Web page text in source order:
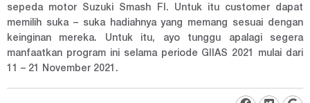
sepeda motor Suzuki Smash FI. Untuk itu customer dapat
memilih suka – suka hadiahnya yang memang sesuai dengan
keinginan mereka. Untuk itu, ayo tunggu apalagi segera
manfaatkan program ini selama periode GIIAS 2021 mulai dari
11 – 21 November 2021.